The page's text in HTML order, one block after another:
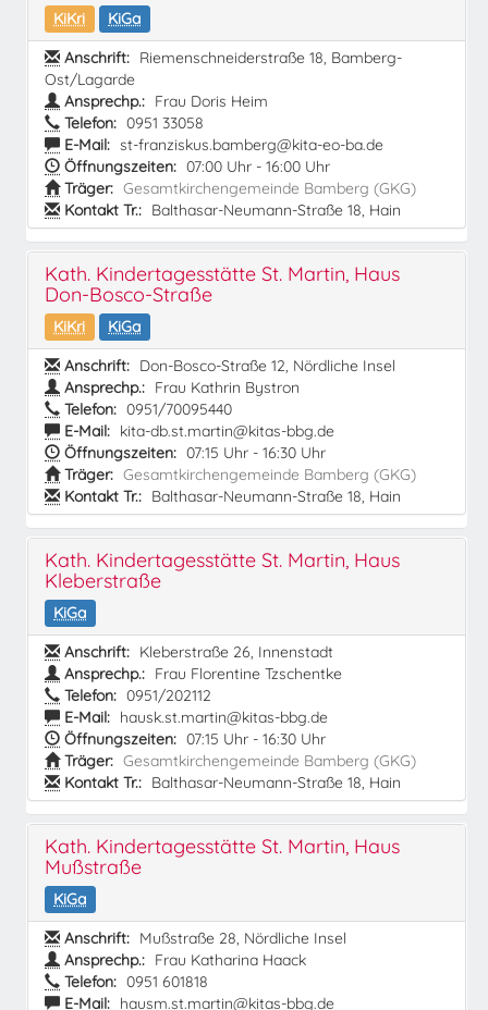
KiKri
KiGa
Anschrift: Riemenschneiderstraße 18, Bamberg-
Ost/Lagarde
Ansprechp.: Frau Doris Heim
Telefon: 0951 33058
E-Mail: st-franziskus.bamberg@kita-eo-ba.de
Öffnungszeiten: 07:00 Uhr - 16:00 Uhr
Träger: Gesamtkirchengemeinde Bamberg (GKG)
Kontakt Tr.: Balthasar-Neumann-Straße 18, Hain
Kath. Kindertagesstätte St. Martin, Haus
Don-Bosco-Straße
KiKri
KiGa
Anschrift: Don-Bosco-Straße 12, Nördliche Insel
Ansprechp.: Frau Kathrin Bystron
Telefon: 0951/70095440
E-Mail: kita-db.st.martin@kitas-bbg.de
Öffnungszeiten: 07:15 Uhr - 16:30 Uhr
Träger: Gesamtkirchengemeinde Bamberg (GKG)
Kontakt Tr.: Balthasar-Neumann-Straße 18, Hain
Kath. Kindertagesstätte St. Martin, Haus
Kleberstraße
KiGa
Anschrift: Kleberstraße 26, Innenstadt
Ansprechp.: Frau Florentine Tzschentke
Telefon: 0951/202112
E-Mail: hausk.st.martin@kitas-bbg.de
Öffnungszeiten: 07:15 Uhr - 16:30 Uhr
Träger: Gesamtkirchengemeinde Bamberg (GKG)
Kontakt Tr.: Balthasar-Neumann-Straße 18, Hain
Kath. Kindertagesstätte St. Martin, Haus
Mußstraße
KiGa
Anschrift: Mußstraße 28, Nördliche Insel
Ansprechp.: Frau Katharina Haack
Telefon: 0951 601818
E-Mail: hausm.st.martin@kitas-bbg.de